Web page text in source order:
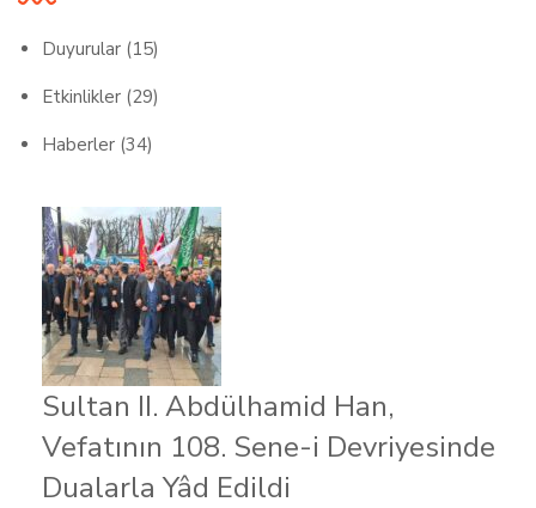
Duyurular (15)
Etkinlikler (29)
Haberler (34)
Sultan II. Abdülhamid Han,
Vefatının 108. Sene-i Devriyesinde
Dualarla Yâd Edildi